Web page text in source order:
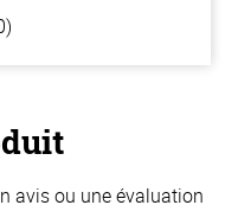
avis ou une évaluation